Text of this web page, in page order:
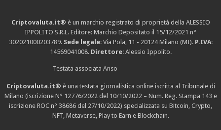
Criptovaluta.it® è un marchio registrato di proprietà della ALESSIO
IPPOLITO S.R.L. Editore: Marchio Depositato il 15/12/2021 n°
302021000203789. Sede legale: Via Pola, 11 - 20124 Milano (MI). P.IVA:
14569041008. Direttore: Alessio Ippolito.
Testata associata Anso
Criptovaluta.it® è una testata giornalistica online iscritta al Tribunale di
Milano (iscrizione N° 12776/2022 del 10/10/2022 – Num. Reg. Stampa 143 e
iscrizione ROC n° 38686 del 27/10/2022) specializzata su Bitcoin, Crypto,
NFT, Metaverse, Play to Earn e Blockchain.